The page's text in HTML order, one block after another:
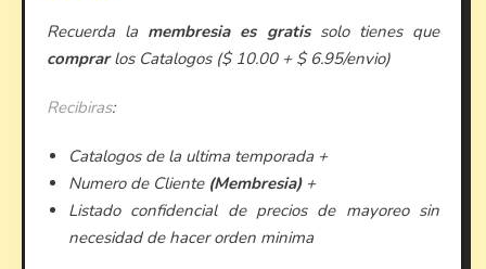
Recuerda la membresia es gratissolo tienes que
comprarlos Catalogos ($ 10.00 + $ 6.95/envio)
Recibiras:
Catalogos de la ultima temporada +
Numero de Cliente (Membresia)+
Listado confidencial de precios de mayoreo sin
necesidad de hacer orden minima